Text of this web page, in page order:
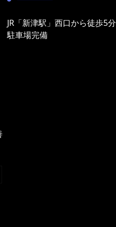
JR「新津駅」西口から徒歩5分
駐車場完備